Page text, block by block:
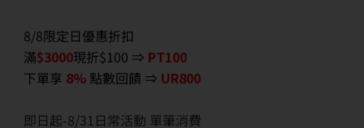
8/8限定日優惠折扣
滿$3000現折$100 ⇒ PT100
下單享 8% 點數回饋 ⇒ UR800
即日起-8/31日常活動 單筆消費